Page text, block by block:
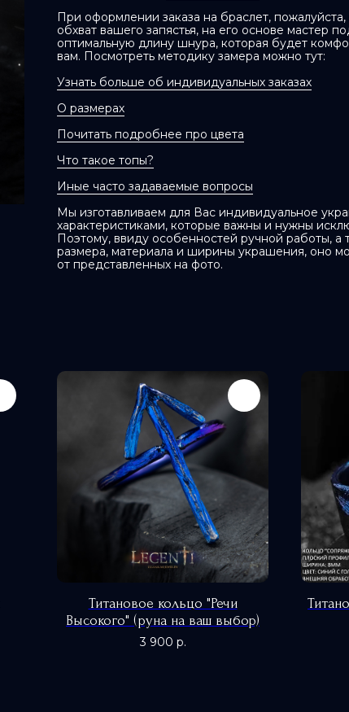
При оформлении заказа на браслет, пожалуйста,
обхват вашего запястья, на его основе мастер
оптимальную длину шнура, которая будет
вам. Посмотреть методику замера можно тут:
Узнать больше об индивидуальных заказах
О размерах
Почитать подробнее про цвета
Что такое топы?
Иные часто задаваемые вопросы
Мы изготавливаем для Вас индивидуальное
характеристиками, которые важны и нужны
Поэтому, ввиду особенностей ручной работы, а
размера, материала и ширины украшения, оно
от представленных на фото.
Титановое кольцо "Речи
Высокого" (руна на ваш выбор)
3 900 р.